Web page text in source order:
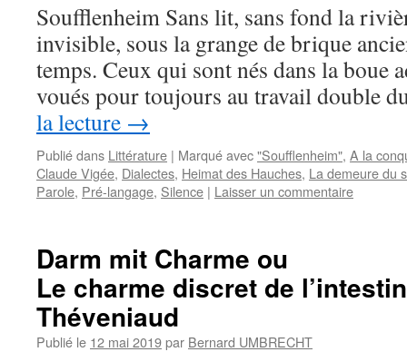
Soufflenheim Sans lit, sans fond la
invisible, sous la grange de brique
temps. Ceux qui sont nés dans la boue
voués pour toujours au travail double
la lecture →
Publié dans Littérature | Marqué avec"Soufflenheim", A la
Claude Vigée, Dialectes, Heimat des Hauches, La demeure du
Parole, Pré-langage, Silence | Laisser un commentaire
Darm mit Charme ou
Le charme discret de
Théveniaud
Publié le 12 mai 2019par Bernard UMBRECHT